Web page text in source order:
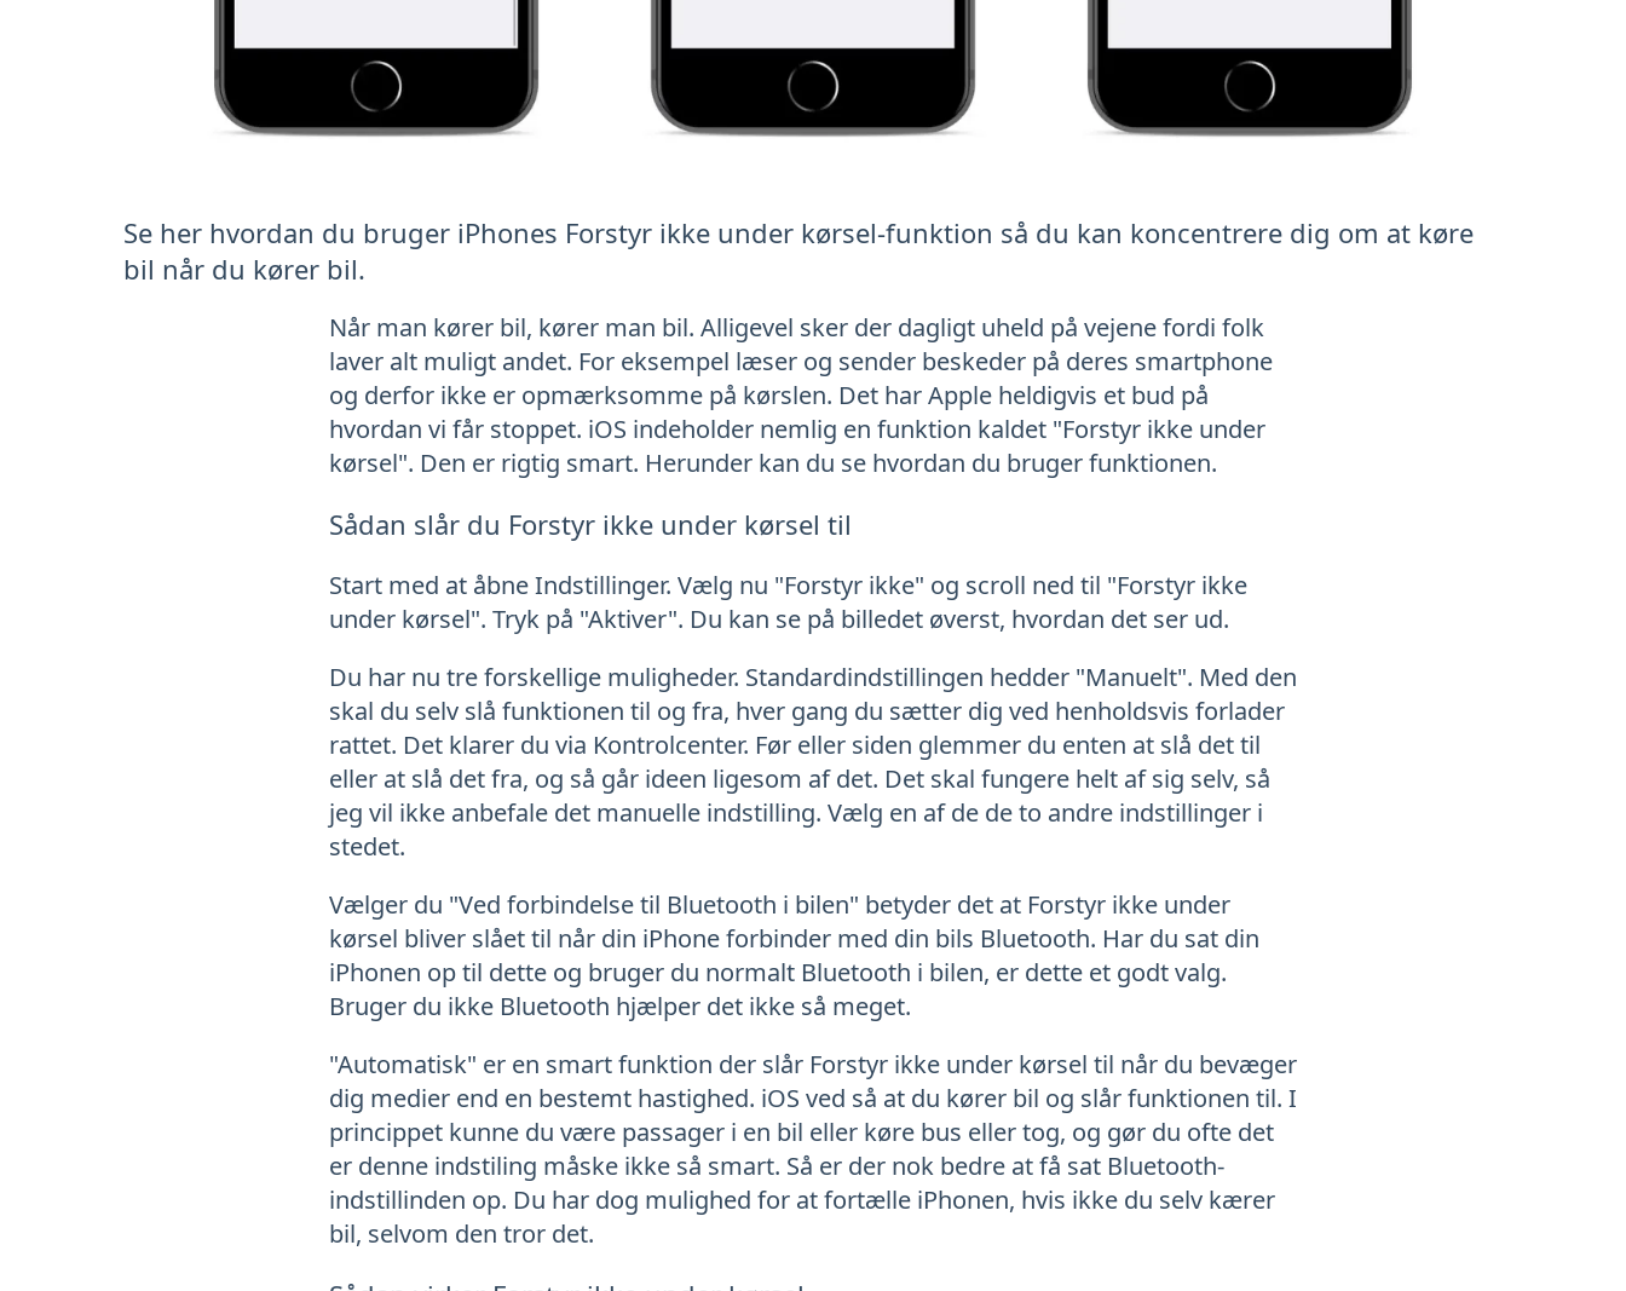
Se her hvordan du bruger iPhones Forstyr ikke under kørsel-funktion så du kan koncentrere dig om at køre
bil når du kører bil.
Når man kører bil, kører man bil. Alligevel sker der dagligt uheld på vejene fordi folk
laver alt muligt andet. For eksempel læser og sender beskeder på deres smartphone
og derfor ikke er opmærksomme på kørslen. Det har Apple heldigvis et bud på
hvordan vi får stoppet. iOS indeholder nemlig en funktion kaldet "Forstyr ikke under
kørsel". Den er rigtig smart. Herunder kan du se hvordan du bruger funktionen.
Sådan slår du Forstyr ikke under kørsel til
Start med at åbne Indstillinger. Vælg nu "Forstyr ikke" og scroll ned til "Forstyr ikke
under kørsel". Tryk på "Aktiver". Du kan se på billedet øverst, hvordan det ser ud.
Du har nu tre forskellige muligheder. Standardindstillingen hedder "Manuelt". Med den
skal du selv slå funktionen til og fra, hver gang du sætter dig ved henholdsvis forlader
rattet. Det klarer du via Kontrolcenter. Før eller siden glemmer du enten at slå det til
eller at slå det fra, og så går ideen ligesom af det. Det skal fungere helt af sig selv, så
jeg vil ikke anbefale det manuelle indstilling. Vælg en af de de to andre indstillinger i
stedet.
Vælger du "Ved forbindelse til Bluetooth i bilen" betyder det at Forstyr ikke under
kørsel bliver slået til når din iPhone forbinder med din bils Bluetooth. Har du sat din
iPhonen op til dette og bruger du normalt Bluetooth i bilen, er dette et godt valg.
Bruger du ikke Bluetooth hjælper det ikke så meget.
"Automatisk" er en smart funktion der slår Forstyr ikke under kørsel til når du bevæger
dig medier end en bestemt hastighed. iOS ved så at du kører bil og slår funktionen til. I
princippet kunne du være passager i en bil eller køre bus eller tog, og gør du ofte det
er denne indstiling måske ikke så smart. Så er der nok bedre at få sat Bluetooth-
indstillinden op. Du har dog mulighed for at fortælle iPhonen, hvis ikke du selv kærer
bil, selvom den tror det.